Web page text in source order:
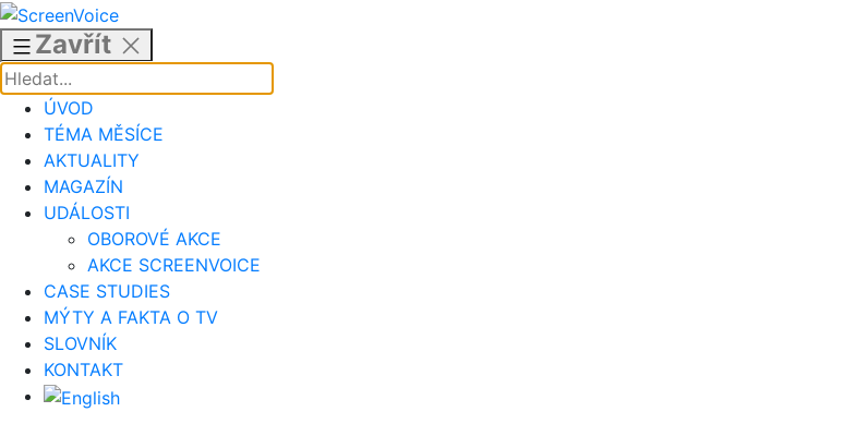
Přejít
obsahu
Zavřít
ÚVOD
TÉMA MĚSÍCE
AKTUALITY
MAGAZÍN
UDÁLOSTI
OBOROVÉ AKCE
AKCE SCREENVOICE
CASE STUDIES
MÝTY A FAKTA O TV
SLOVNÍK
KONTAKT